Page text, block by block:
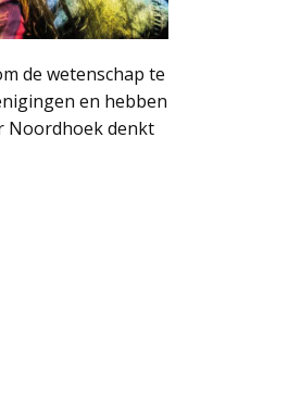
de wetenschap te
en hebben
Noordhoek denkt